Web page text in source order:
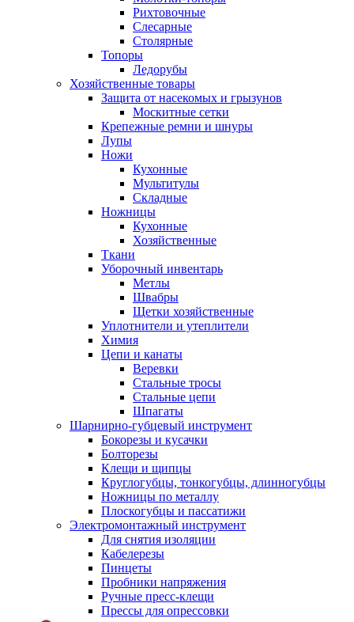
Рихтовочные
Слесарные
Столярные
Топоры
Ледорубы
Хозяйственные товары
Защита от насекомых и грызунов
Москитные сетки
Крепежные ремни и шнуры
Лупы
Ножи
Кухонные
Мультитулы
Складные
Ножницы
Кухонные
Хозяйственные
Ткани
Уборочный инвентарь
Метлы
Швабры
Щетки хозяйственные
Уплотнители и утеплители
Химия
Цепи и канаты
Веревки
Стальные тросы
Стальные цепи
Шпагаты
Шарнирно-губцевый инструмент
Бокорезы и кусачки
Болторезы
Клещи и щипцы
Круглогубцы, тонкогубцы, длинногубцы
Ножницы по металлу
Плоскогубцы и пассатижи
Электромонтажный инструмент
Для снятия изоляции
Кабелерезы
Пинцеты
Пробники напряжения
Ручные пресс-клещи
Прессы для опрессовки